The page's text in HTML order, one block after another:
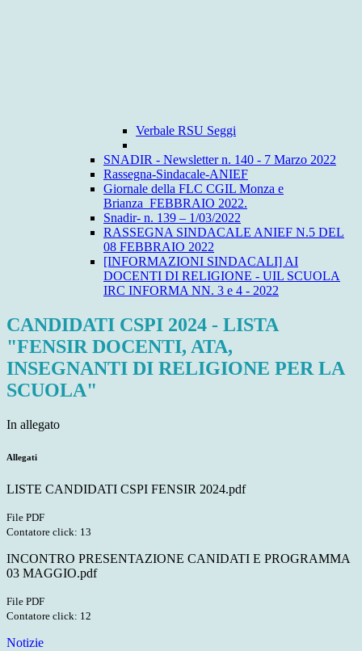
Verbale RSU Seggi
SNADIR - Newsletter n. 140 - 7 Marzo 2022
Rassegna-Sindacale-ANIEF
Giornale della FLC CGIL Monza e
Brianza_FEBBRAIO 2022.
Snadir- n. 139 – 1/03/2022
RASSEGNA SINDACALE ANIEF N.5 DEL
08 FEBBRAIO 2022
[INFORMAZIONI SINDACALI] AI
DOCENTI DI RELIGIONE - UIL SCUOLA
IRC INFORMA NN. 3 e 4 - 2022
CANDIDATI CSPI 2024 - LISTA
"FENSIR DOCENTI, ATA,
INSEGNANTI DI RELIGIONE PER LA
SCUOLA"
In allegato
Allegati
LISTE CANDIDATI CSPI FENSIR 2024.pdf
File PDF
Contatore click: 13
INCONTRO PRESENTAZIONE CANIDATI E PROGRAMMA
03 MAGGIO.pdf
File PDF
Contatore click: 12
Notizie